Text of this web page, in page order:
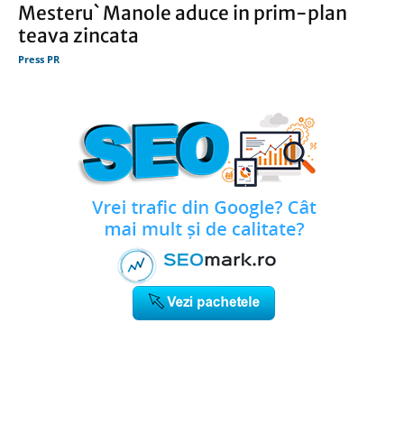
Mesteru` Manole aduce in prim-plan
teava zincata
Press PR